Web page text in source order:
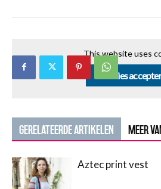
This website uses
Cookies
GERELATEERDE ARTIKELEN MEER
Aztec print vest